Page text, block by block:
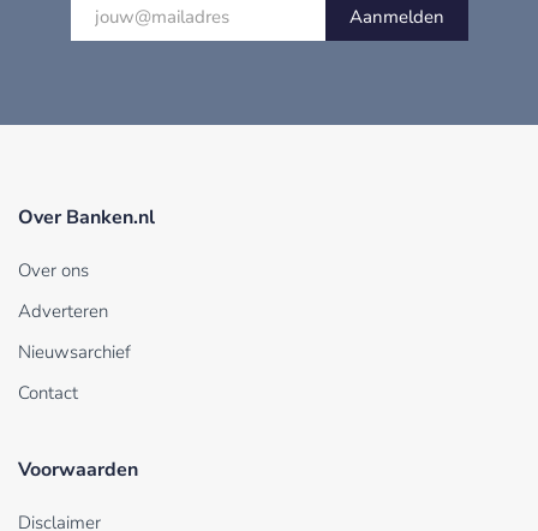
Aanmelden
Over Banken.nl
Over ons
Adverteren
Nieuwsarchief
Contact
Voorwaarden
Disclaimer